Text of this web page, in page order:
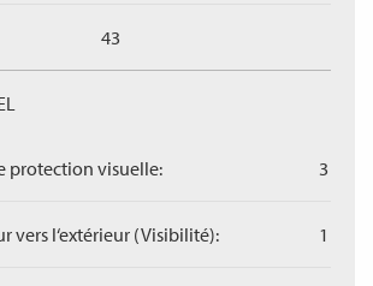
43
protection visuelle: 3
vers l‘extérieur (Visibilité): 1